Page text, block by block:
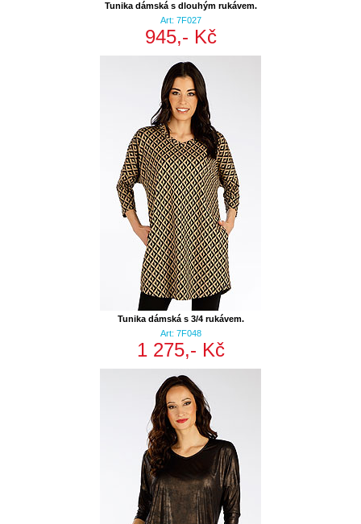
Tunika dámská s dlouhým rukávem.
Art: 7F027
945,- Kč
Tunika dámská s 3/4 rukávem.
Art: 7F048
1 275,- Kč